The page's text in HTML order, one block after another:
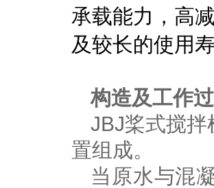
承载能力，高
及较长的使用
构造及工作
JBJ桨式搅拌
置组成。
当原水与混